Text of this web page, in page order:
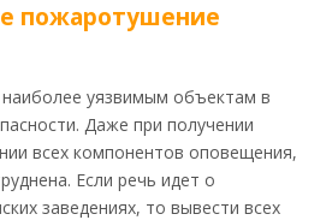
пожаротушение
уязвимым объектам в
Даже при получении
всех компонентов оповещения,
Если речь идет о
заведениях, то вывести всех